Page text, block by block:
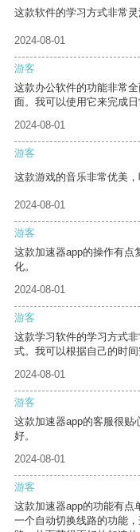
这款软件的学习方式非常
2024-08-01
游客
这款办公软件的功能非常
面。我可以使用它来完成
2024-08-01
游客
这款游戏的音乐非常优美，
2024-08-01
游客
这款加速器app的操作有点
化。
2024-08-01
游客
这款学习软件的学习方式
式。我可以根据自己的时间
2024-08-01
游客
这款加速器app的客服很贴
好。
2024-08-01
游客
这款加速器app的功能有点
一个自动切换线路的功能